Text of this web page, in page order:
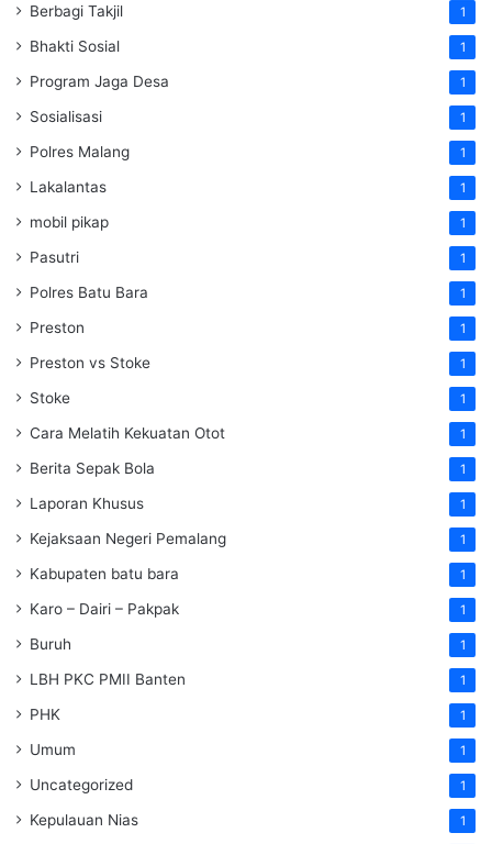
Berbagi Takjil 1
Bhakti Sosial 1
Program Jaga Desa 1
Sosialisasi 1
Polres Malang 1
Lakalantas 1
mobil pikap 1
Pasutri 1
Polres Batu Bara 1
Preston 1
Preston vs Stoke 1
Stoke 1
Cara Melatih Kekuatan Otot 1
Berita Sepak Bola 1
Laporan Khusus 1
Kejaksaan Negeri Pemalang 1
Kabupaten batu bara 1
Karo – Dairi – Pakpak 1
Buruh 1
LBH PKC PMII Banten 1
PHK 1
Umum 1
Uncategorized 1
Kepulauan Nias 1